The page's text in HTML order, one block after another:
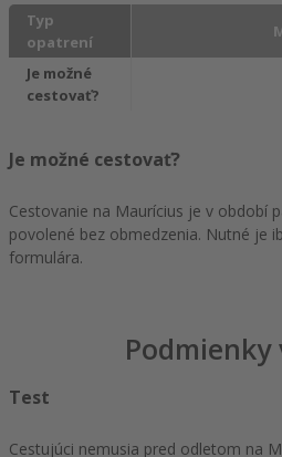
Je možné cestovať?
Cestovanie na Maurícius je v období
povolené bez obmedzenia. Nutné je
formulára.
Typ
opatrení
Je možné
cestovať?
Podmienky
Test
Cestujúci nemusia pred odletom na